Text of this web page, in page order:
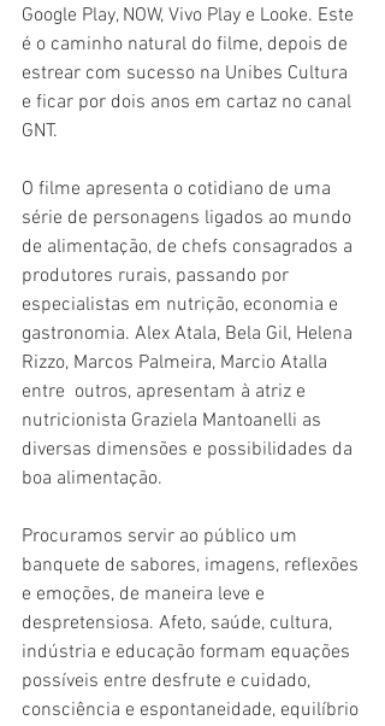
Google Play, NOW, Vivo Play e Looke. Este
é o caminho natural do filme, depois de
estrear com sucesso na Unibes Cultura
e ficar por dois anos em cartaz no canal
GNT.
O filme apresenta o cotidiano de uma
série de personagens ligados ao mundo
de alimentação, de chefs consagrados a
produtores rurais, passando por
especialistas em nutrição, economia e
gastronomia. Alex Atala, Bela Gil, Helena
Rizzo, Marcos Palmeira, Marcio Atalla
entre  outros, apresentam à atriz e
nutricionista Graziela Mantoanelli as
diversas dimensões e possibilidades da
boa alimentação.
Procuramos servir ao público um
banquete de sabores, imagens, reflexões
e emoções, de maneira leve e
despretensiosa. Afeto, saúde, cultura,
indústria e educação formam equações
possíveis entre desfrute e cuidado,
consciência e espontaneidade, equilíbrio